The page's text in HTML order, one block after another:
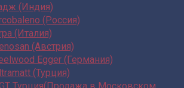
(Индия)
(Россия)
(Италия)
(Австрия)
Egger (Германия)
(Турция)